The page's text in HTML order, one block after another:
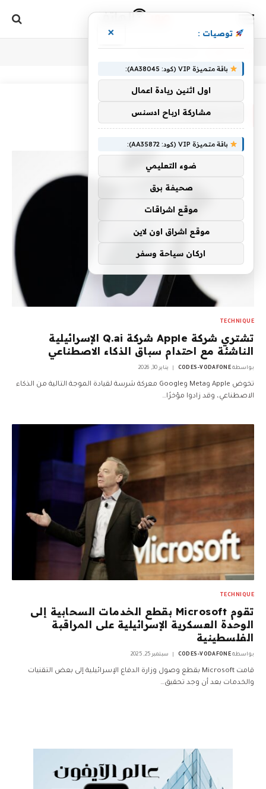
الإسرائيلية
TECHNIQUE
تشتري شركة Apple شركة Q.ai الإسرائيلية
الناشئة مع احتدام سباق الذكاء الاصطناعي
بواسطة CODES-VODAFONE يناير 30, 2026
تخوض Apple وMeta وGoogle معركة شرسة لقيادة الموجة التالية من الذكاء
الاصطناعي، وقد زادوا مؤخرًا…
TECHNIQUE
تقوم Microsoft بقطع الخدمات السحابية إلى
الوحدة العسكرية الإسرائيلية على المراقبة
الفلسطينية
بواسطة CODES-VODAFONE سبتمبر 25, 2025
قامت Microsoft بقطع وصول وزارة الدفاع الإسرائيلية إلى بعض التقنيات
والخدمات بعد أن وجد تحقيق…
توصيات : ×
باقة متميزة VIP (كود: AA38045):
اول اثنين ريادة اعمال
مشاركة ارباح ادسنس
باقة متميزة VIP (كود: AA35872):
ضوء التعليمي
صحيفة برق
موقع اشراقات
موقع اشراق اون لاين
اركان سياحة وسفر